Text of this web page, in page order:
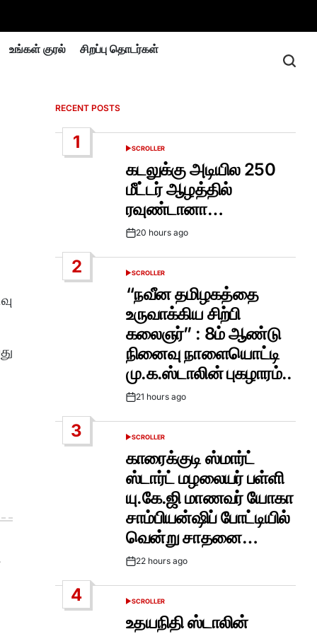
உங்கள் குரல் சிறப்பு தொடர்கள்
RECENT POSTS
1
POSTED
SCROLLER
கடலுக்கு அடியில 250
மீட்டர் ஆழத்தில்
ரவுண்டானா…
Post20 hours ago
2
POSTED
SCROLLER
“நவீன தமிழகத்தை
உருவாக்கிய சிற்பி
கலைஞர்” : 8ம் ஆண்டு
நினைவு நாளையொட்டி
மு.க.ஸ்டாலின் புகழாரம்..
Post21 hours ago
3
POSTED
SCROLLER
காரைக்குடி ஸ்மார்ட்
ஸ்டார்ட் மழலையர் பள்ளி
யு.கே.ஜி மாணவர் யோகா
சாம்பியன்ஷிப் போட்டியில்
வென்று சாதனை…
Post22 hours ago
4
POSTED
SCROLLER
உதயநிதி ஸ்டாலின்